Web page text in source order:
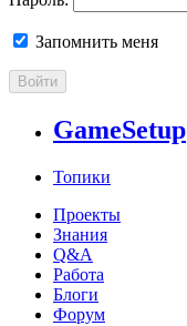
Запомнить меня
Войти
GameSetup
Топики
Проекты
Знания
Q&A
Работа
Блоги
Форум